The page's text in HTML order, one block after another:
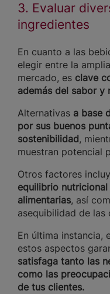
3. Evaluar
ingredientes
En cuanto a las
elegir entre la
mercado, es clave
además del sabor y
Alternativas a base
por sus buenos
sostenibilidad,
muestran potencial
Otros factores
equilibrio
alimentarias, así
asequibilidad de las
En última instancia,
estos aspectos
satisfaga tanto las
como las
de tus clientes.